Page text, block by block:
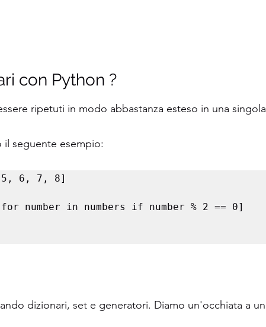
con Python ?
ripetuti in modo abbastanza esteso in una singola
seguente esempio:
5, 6, 7, 8]
for number in numbers if number % 2 == 0]
dizionari, set e generatori. Diamo un'occhiata a un